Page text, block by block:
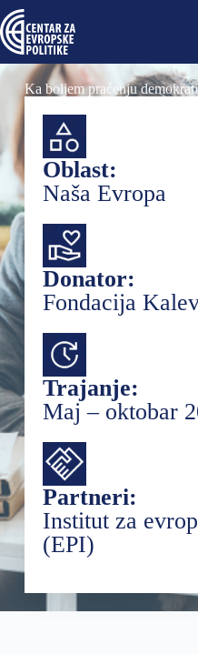
Ka boljem praćenju
Oblast:
Naša Evropa
Donator:
Fondacija
Trajanje:
Maj – oktobar
Partneri:
Institut za
(EPI)